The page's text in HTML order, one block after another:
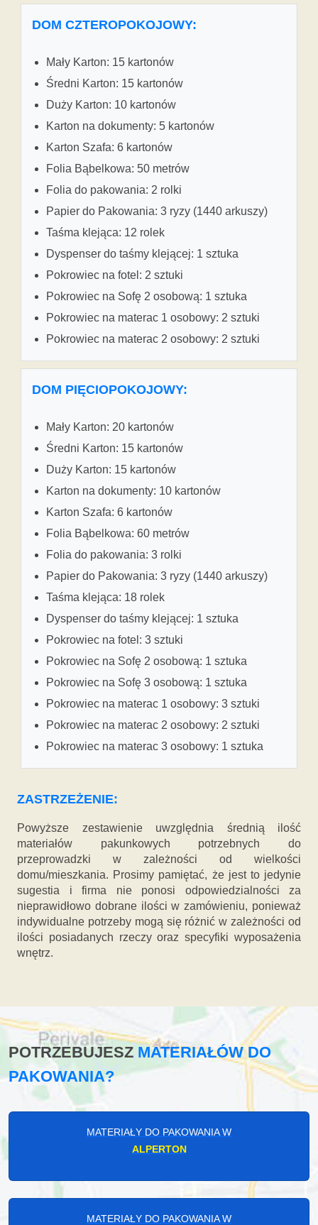
DOM CZTEROPOKOJOWY:
Mały Karton: 15 kartonów
Średni Karton: 15 kartonów
Duży Karton: 10 kartonów
Karton na dokumenty: 5 kartonów
Karton Szafa: 6 kartonów
Folia Bąbelkowa: 50 metrów
Folia do pakowania: 2 rolki
Papier do Pakowania: 3 ryzy (1440 arkuszy)
Taśma klejąca: 12 rolek
Dyspenser do taśmy klejącej: 1 sztuka
Pokrowiec na fotel: 2 sztuki
Pokrowiec na Sofę 2 osobową: 1 sztuka
Pokrowiec na materac 1 osobowy: 2 sztuki
Pokrowiec na materac 2 osobowy: 2 sztuki
DOM PIĘCIOPOKOJOWY:
Mały Karton: 20 kartonów
Średni Karton: 15 kartonów
Duży Karton: 15 kartonów
Karton na dokumenty: 10 kartonów
Karton Szafa: 6 kartonów
Folia Bąbelkowa: 60 metrów
Folia do pakowania: 3 rolki
Papier do Pakowania: 3 ryzy (1440 arkuszy)
Taśma klejąca: 18 rolek
Dyspenser do taśmy klejącej: 1 sztuka
Pokrowiec na fotel: 3 sztuki
Pokrowiec na Sofę 2 osobową: 1 sztuka
Pokrowiec na Sofę 3 osobową: 1 sztuka
Pokrowiec na materac 1 osobowy: 3 sztuki
Pokrowiec na materac 2 osobowy: 2 sztuki
Pokrowiec na materac 3 osobowy: 1 sztuka
ZASTRZEŻENIE:
Powyższe zestawienie uwzględnia średnią ilość
materiałów pakunkowych potrzebnych do
przeprowadzki w zależności od wielkości
domu/mieszkania. Prosimy pamiętać, że jest to jedynie
sugestia i firma nie ponosi odpowiedzialności za
nieprawidłowo dobrane ilości w zamówieniu, ponieważ
indywidualne potrzeby mogą się różnić w zależności od
ilości posiadanych rzeczy oraz specyfiki wyposażenia
wnętrz.
POTRZEBUJESZMATERIAŁÓW DO
PAKOWANIA?
MATERIAŁY DO PAKOWANIA W
ALPERTON
MATERIAŁY DO PAKOWANIA W